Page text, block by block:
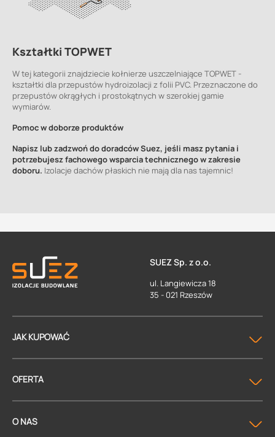
Kształtki TOPWET
W tej kategorii znajdziecie kołnierze uszczelniające TOPWET -
kształtki dla przepustów hydroizolacji z folii PVC. Przeznaczone do
przepustów okrągłych i prostokątnych w szerokiej gamie
wymiarów.
Pomoc w doborze produktów
Napisz lub zadzwoń do doradców Suez, jeśli masz pytania i
potrzebujesz fachowego wsparcia technicznego w zakresie
doboru. Izolacje dachów płaskich nie mają dla nas tajemnic!
SUEZ Sp. z o.o.
ul. Langiewicza 18
35 - 021 Rzeszów
JAK KUPOWAĆ
OFERTA
O NAS